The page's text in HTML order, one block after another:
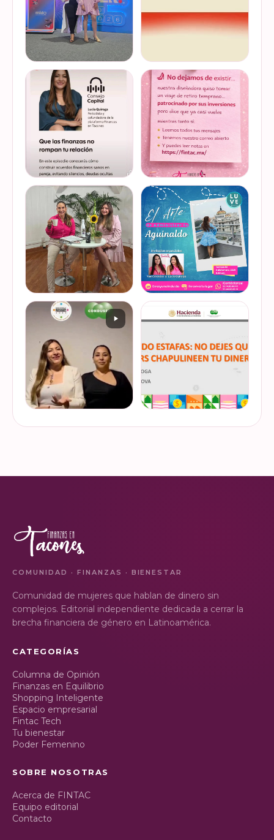
Felices de haber sido
invitadas, por cuarto año
consecutivo, a participar en
la Global Money Week, una
iniciativa que impulsa la
educación f…
VER EN
INSTAGRAM
Del 17 al 22 de marzo se
lleva a cabo la Global
Money Week 2026 (Semana
Mundial del Dinero).
Finanzas en Tacones
somos parte de esta
Jornada…
VER EN
INSTAGRAM
@lucyquiroga tuvo la
oportunidad de conversar
con la gran Ilana Sod, en el
#podcast Consejo Capital
de @scotiabankmx Gracias
por la invitac…
VER EN
INSTAGRAM
Prometemos que no
desaparecimos… solo
estamos reorganizando
todo (y esperando a que el
diseñador vuelva del retiro
😅). No estamos publicand…
VER EN
INSTAGRAM
De cuando te toca ser la
entrevistada. Un placer
platicar con Esther Luiselli
de tus finanzas en la serie
de "Mu…
VER EN
INSTAGRAM
mejor forma de gestionar
ese dinero extra de fin de
ahorro o aguinaldo, es un
dinero…
VER EN
INSTAGRAM
de la Semana Nacional de
que los hackers
COMUNIDAD · FINANZAS · BIENESTAR
Comunidad de mujeres que hablan de dinero sin
complejos. Editorial independiente dedicada a cerrar la
brecha financiera de género en Latinoamérica.
CATEGORÍAS
Columna de Opinión
Finanzas en Equilibrio
Shopping Inteligente
Espacio empresarial
Fintac Tech
Tu bienestar
Poder Femenino
SOBRE NOSOTRAS
Acerca de FINTAC
Equipo editorial
Contacto